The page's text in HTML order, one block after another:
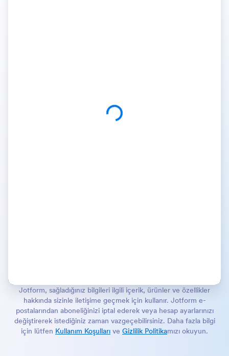
Jotform, sağladığınız bilgileri ilgili içerik, ürünler ve özellikler
hakkında sizinle iletişime geçmek için kullanır. Jotform e-
postalarından aboneliğinizi iptal ederek veya hesap ayarlarınızı
değiştirerek istediğiniz zaman vazgeçebilirsiniz. Daha fazla bilgi
için lütfen Kullanım Koşulları ve Gizlilik Politikamızı okuyun.